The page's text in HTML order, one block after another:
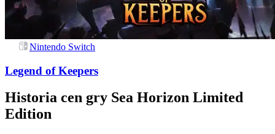
Nintendo Switch
Legend of Keepers
Historia cen gry Sea Horizon Limited
Edition